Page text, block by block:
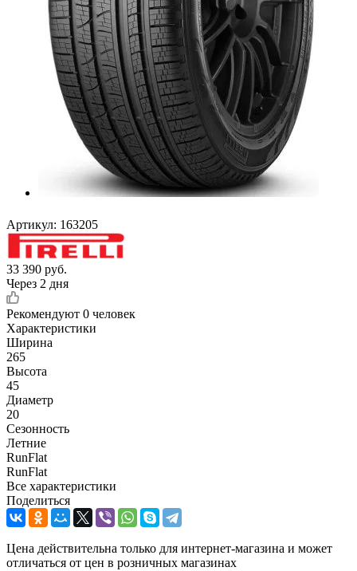
Артикул: 163205
33 390 руб.
Через 2 дня
Рекомендуют 0 человек
Характеристики
Ширина
265
Высота
45
Диаметр
20
Сезонность
Летние
RunFlat
RunFlat
Все характеристики
Поделиться
Цена действительна только для интернет-магазина и может
отличаться от цен в розничных магазинах